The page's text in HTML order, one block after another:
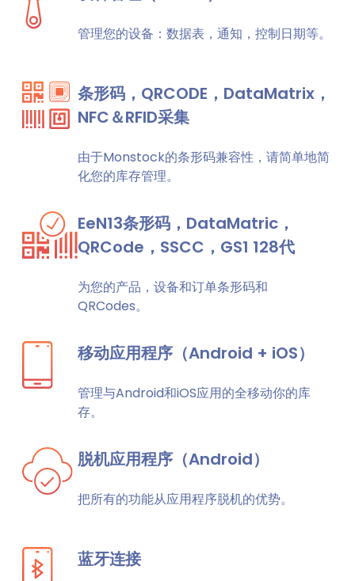
管理您的设备：数据表，通知，控制日期等。
条形码，QRCODE，DataMatrix，
NFC＆RFID采集
由于Monstock的条形码兼容性，请简单地简
化您的库存管理。
EeN13条形码，DataMatric，
QRCode，SSCC，GS1 128代
为您的产品，设备和订单条形码和
QRCodes。
移动应用程序（Android + iOS）
管理与Android和iOS应用的全移动你的库
存。
脱机应用程序（Android）
把所有的功能从应用程序脱机的优势。
蓝牙连接